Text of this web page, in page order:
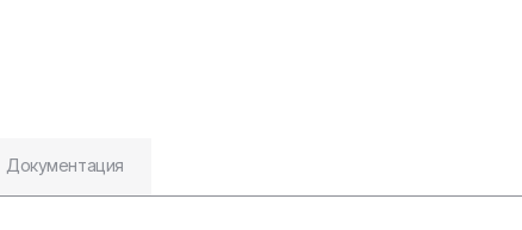
Документация